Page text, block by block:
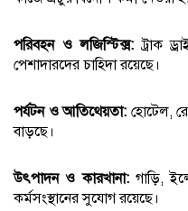
পরিবহন ও লজিস্টিক্স: ট্রাক
পেশাদারদের চাহিদা রয়েছে।
পর্যটন ও আতিথেয়তা: হোটেল,
বাড়ছে।
উৎপাদন ও কারখানা:গাড়ি,
কর্মসংস্থানের সুযোগ রয়েছে।